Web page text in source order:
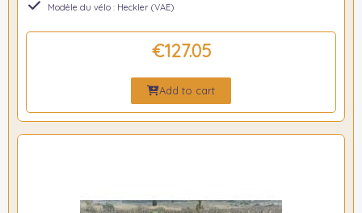
Modèle du vélo : Heckler (VAE)
€127.05
Add to cart